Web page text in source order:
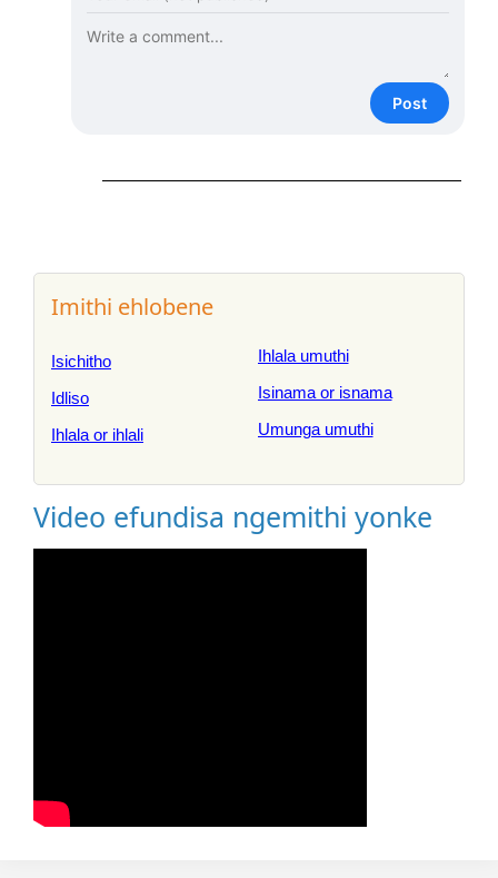
Post
Imithi ehlobene
Isichitho
Idliso
Ihlala or ihlali
Ihlala umuthi
Isinama or isnama
Umunga umuthi
Video efundisa ngemithi yonke